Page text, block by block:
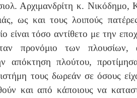
Αρχιμανδρίτη κ. Νικόδημο,
ως και τους λοιπούς
είναι τόσο αντίθετο με την
προνόμιο των πλουσίων,
απόκτηση πλούτου,
τους δωρεάν σε όσους
και από κάποιους να